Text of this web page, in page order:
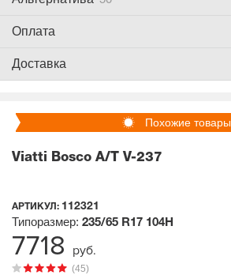
Оплата
Доставка
Похожие товары
Viatti Bosco A/T V-237
АРТИКУЛ: 112321
(45)
Типоразмер: 235/65 R17 104H
7718 руб.